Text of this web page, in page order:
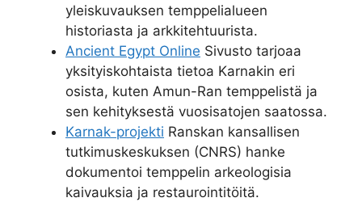
yleiskuvauksen temppelialueen
historiasta ja arkkitehtuurista.
Ancient Egypt Online Sivusto tarjoaa
yksityiskohtaista tietoa Karnakin eri
osista, kuten Amun-Ran temppelistä ja
sen kehityksestä vuosisatojen saatossa.
Karnak-projekti Ranskan kansallisen
tutkimuskeskuksen (CNRS) hanke
dokumentoi temppelin arkeologisia
kaivauksia ja restaurointitöitä.